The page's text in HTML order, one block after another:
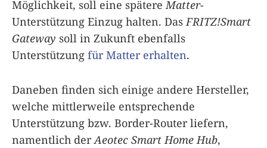
Möglichkeit, soll eine spätere Matter-
Unterstützung Einzug halten. Das FRITZ!Smart
Gateway soll in Zukunft ebenfalls
Unterstützung für Matter erhalten.
Daneben finden sich einige andere Hersteller,
welche mittlerweile entsprechende
Unterstützung bzw. Border-Router liefern,
namentlich derAeotec Smart Home Hub,